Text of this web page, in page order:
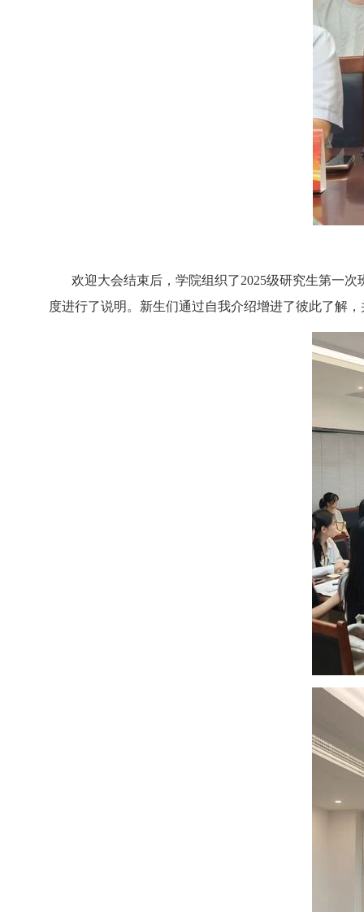
欢迎大会结束后，学院组织了2025级研究生第一次
度进行了说明。新生们通过自我介绍增进了彼此了解